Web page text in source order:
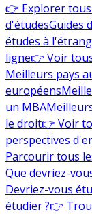
👉 Explorer tous
d'étudesGuides
études à
ligne👉 Voir
Meilleurs pays
européens
un MBA
le droit👉 Voir
perspectives
Parcourir tous
Que devriez-
Devriez-vous
étudier ?👉